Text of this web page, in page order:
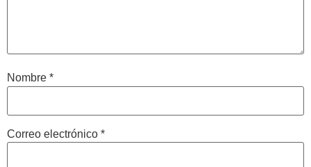
Nombre *
Correo electrónico *